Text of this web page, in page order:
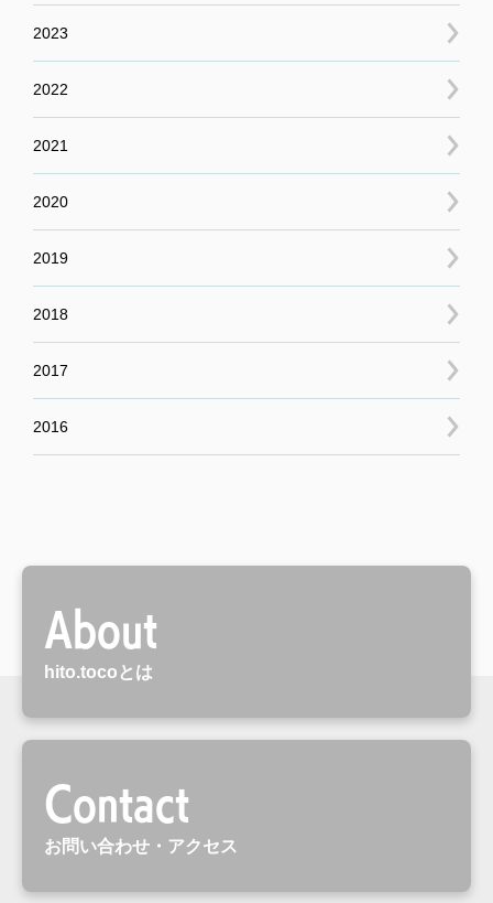
2023
2022
2021
2020
2019
2018
2017
2016
About
hito.tocoとは
Contact
お問い合わせ・アクセス